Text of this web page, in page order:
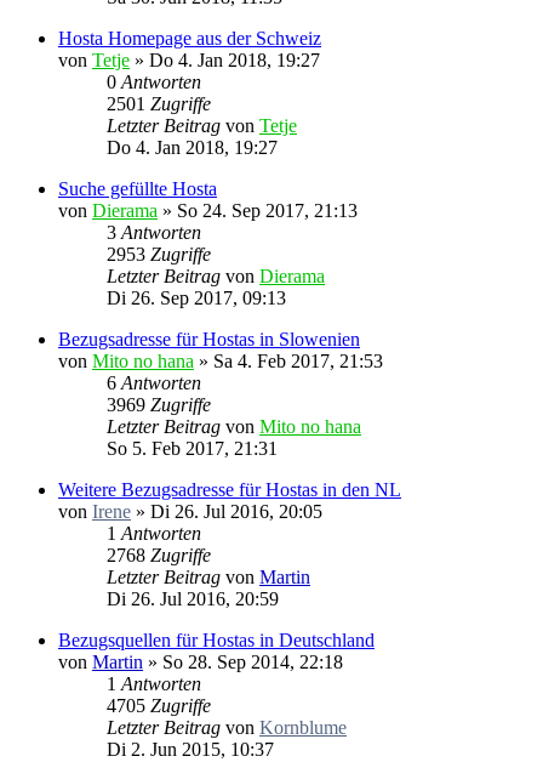
Hosta Homepage aus der Schweiz
von Tetje » Do 4. Jan 2018, 19:27
0 Antworten
2501 Zugriffe
Letzter Beitrag von Tetje
Do 4. Jan 2018, 19:27
Suche gefüllte Hosta
von Dierama » So 24. Sep 2017, 21:13
3 Antworten
2953 Zugriffe
Letzter Beitrag von Dierama
Di 26. Sep 2017, 09:13
Bezugsadresse für Hostas in Slowenien
von Mito no hana » Sa 4. Feb 2017, 21:53
6 Antworten
3969 Zugriffe
Letzter Beitrag von Mito no hana
So 5. Feb 2017, 21:31
Weitere Bezugsadresse für Hostas in den NL
von Irene » Di 26. Jul 2016, 20:05
1 Antworten
2768 Zugriffe
Letzter Beitrag von Martin
Di 26. Jul 2016, 20:59
Bezugsquellen für Hostas in Deutschland
von Martin » So 28. Sep 2014, 22:18
1 Antworten
4705 Zugriffe
Letzter Beitrag von Kornblume
Di 2. Jun 2015, 10:37